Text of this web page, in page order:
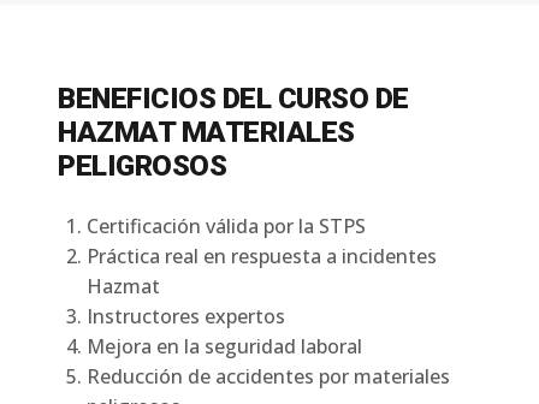
BENEFICIOS DEL CURSO DE
HAZMAT MATERIALES
PELIGROSOS
Certificación válida por la STPS
Práctica real en respuesta a incidentes
Hazmat
Instructores expertos
Mejora en la seguridad laboral
Reducción de accidentes por materiales